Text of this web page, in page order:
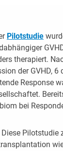
Pilotstudie
therapiert.
der GVHD,
Response
bei
Diese Pilotstudie